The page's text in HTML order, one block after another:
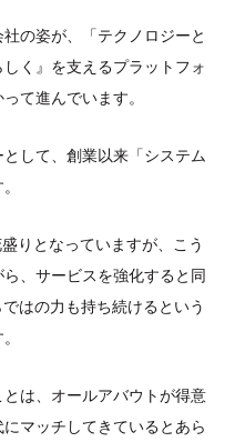
の姿が、「テクノロジーと
く』を支えるプラットフォ
て進んでいます。
して、創業以来「システム
りとなっていますが、こう
、サービスを強化すると同
はの力も持ち続けるという
は、オールアバウトが得意
マッチしてきているとあら